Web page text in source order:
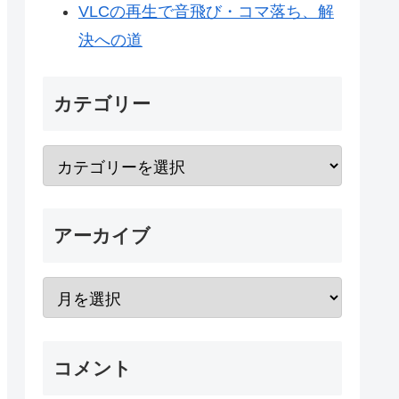
VLCの再生で音飛び・コマ落ち、解
決への道
カテゴリー
アーカイブ
コメント